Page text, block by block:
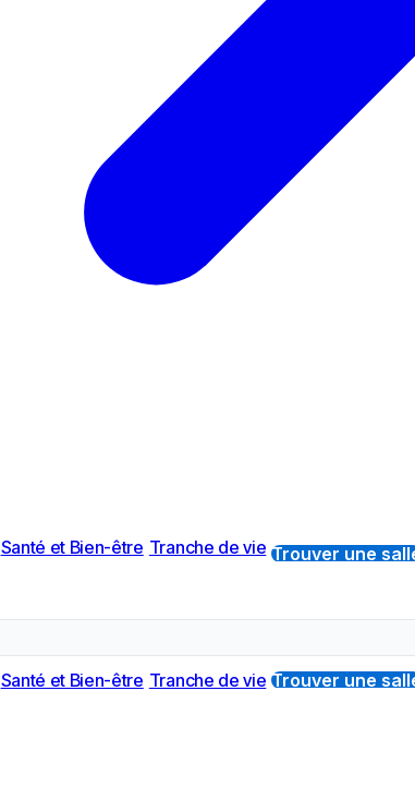
Santé et Bien-être Tranche de vie Trouver une
Santé et Bien-être Tranche de vie Trouver une